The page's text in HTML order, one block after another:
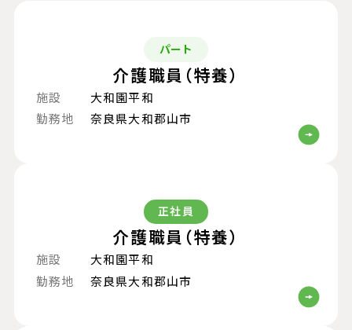
パート
介護職員（特養）
施設
大和園平和
勤務地
奈良県大和郡山市
正社員
介護職員（特養）
施設
大和園平和
勤務地
奈良県大和郡山市